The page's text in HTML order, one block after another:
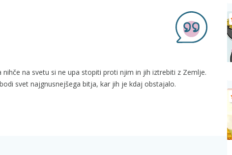
na svetu si ne upa stopiti proti njim in jih iztrebiti z Zemlje.
svet najgnusnejšega bitja, kar jih je kdaj obstajalo.